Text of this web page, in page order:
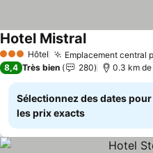
3 ÉtoilesHôtel Emplacement central
Hotel MistralConsulter les
8,4 Très bien 280 0.3 km
Sélectionnez des dates
les prix exacts